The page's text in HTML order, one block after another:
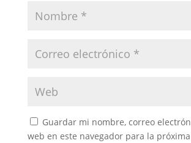
Guardar mi nombre, correo
web en este navegador para la